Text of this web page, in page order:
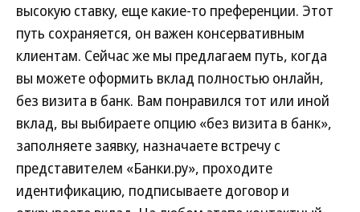
высокую ставку, еще какие-то преференции. Этот
путь сохраняется, он важен консервативным
клиентам. Сейчас же мы предлагаем путь, когда
вы можете оформить вклад полностью онлайн,
без визита в банк. Вам понравился тот или иной
вклад, вы выбираете опцию «без визита в банк»,
заполняете заявку, назначаете встречу с
представителем «Банки.ру», проходите
идентификацию, подписываете договор и